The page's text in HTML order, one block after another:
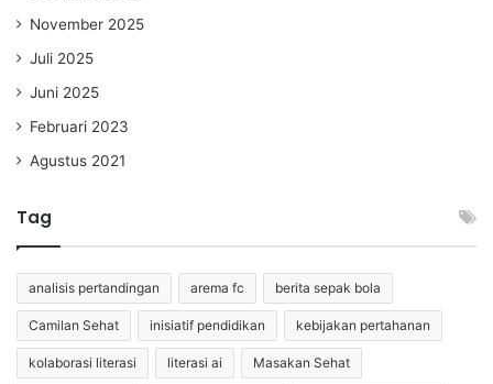
November 2025
Juli 2025
Juni 2025
Februari 2023
Agustus 2021
Tag
analisis pertandingan arema fc berita sepak bola
Camilan Sehat inisiatif pendidikan kebijakan pertahanan
kolaborasi literasi literasi ai Masakan Sehat